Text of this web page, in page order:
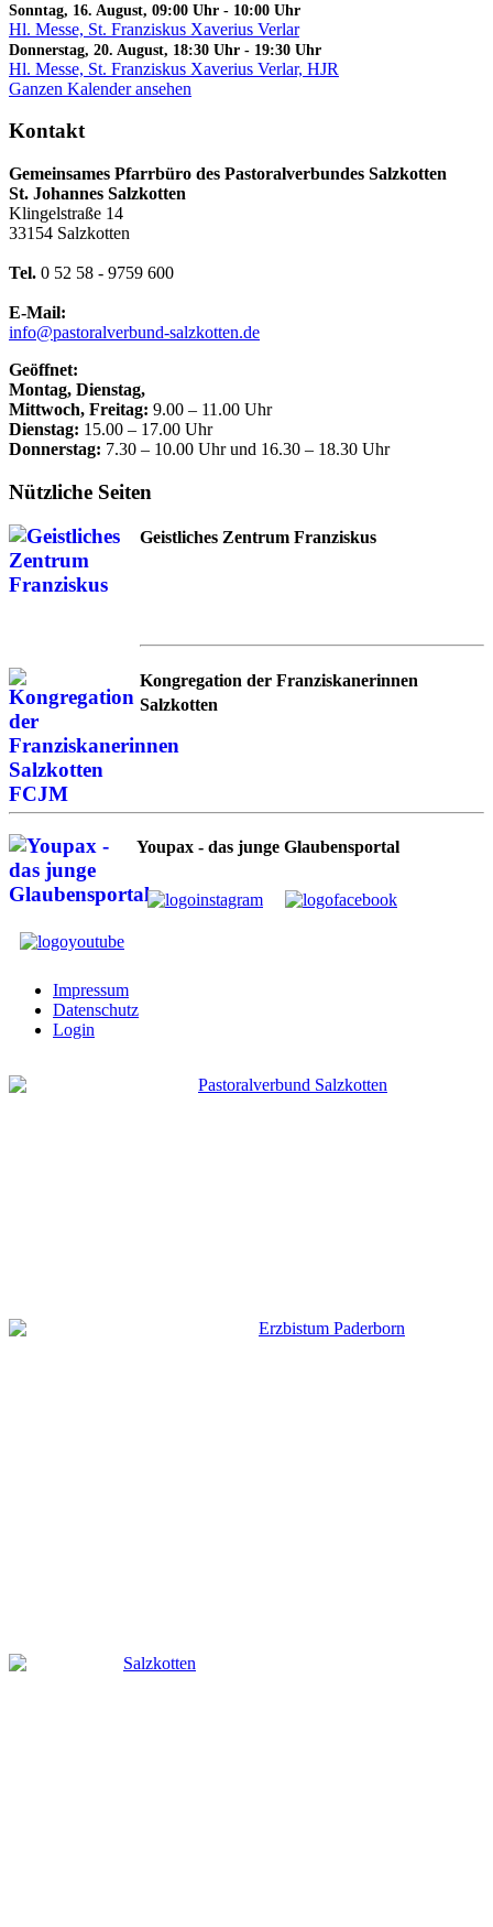
Sonntag, 16. August, 09:00 Uhr - 10:00 Uhr
Hl. Messe, St. Franziskus Xaverius Verlar
Donnerstag, 20. August, 18:30 Uhr - 19:30 Uhr
Hl. Messe, St. Franziskus Xaverius Verlar, HJR
Ganzen Kalender ansehen
Kontakt
Gemeinsames Pfarrbüro des Pastoralverbundes Salzkotten
St. Johannes Salzkotten
Klingelstraße 14
33154 Salzkotten
Tel. 0 52 58 - 9759 600
E-Mail:
info@pastoralverbund-salzkotten.de
Geöffnet:
Montag, Dienstag,
Mittwoch, Freitag: 9.00 – 11.00 Uhr
Dienstag: 15.00 – 17.00 Uhr
Donnerstag: 7.30 – 10.00 Uhr und 16.30 – 18.30 Uhr
Nützliche Seiten
Geistliches Zentrum Franziskus
Kongregation der Franziskanerinnen
Salzkotten
Youpax - das junge Glaubensportal
Impressum
Datenschutz
Login